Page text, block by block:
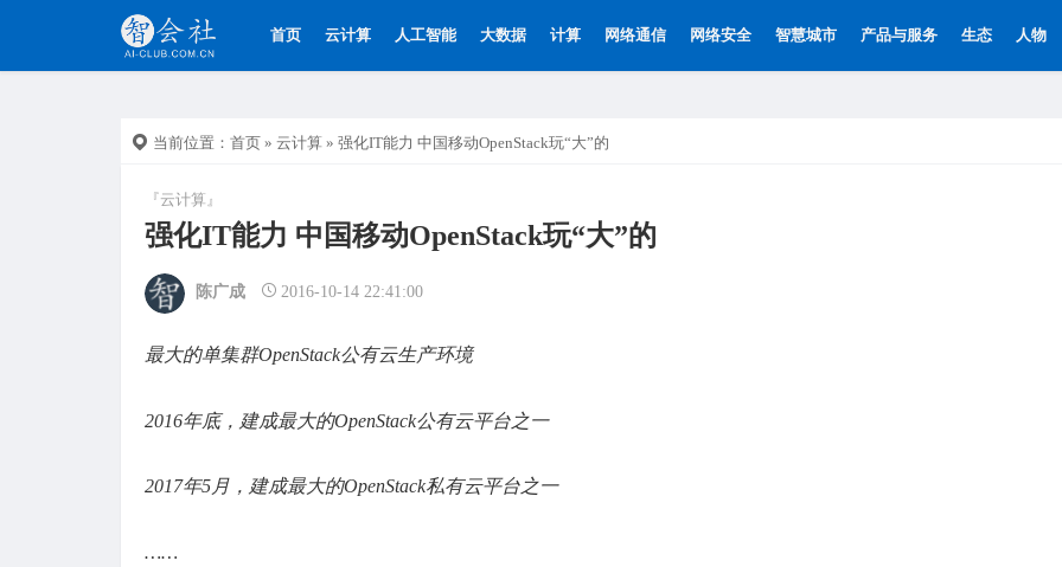
首页 云计算 人工智能 大数据 计算 网络通信 网络安全 智慧城市 产品与服务 生态 人物
当前位置： 首页 » 云计算 » 强化IT能力 中国移动OpenStack玩“大”的
『云计算』
强化IT能力 中国移动OpenStack玩“大”的
陈广成 2016-10-14 22:41:00
最大的单集群OpenStack公有云生产环境
2016年底，建成最大的OpenStack公有云平台之一
2017年5月，建成最大的OpenStack私有云平台之一
……